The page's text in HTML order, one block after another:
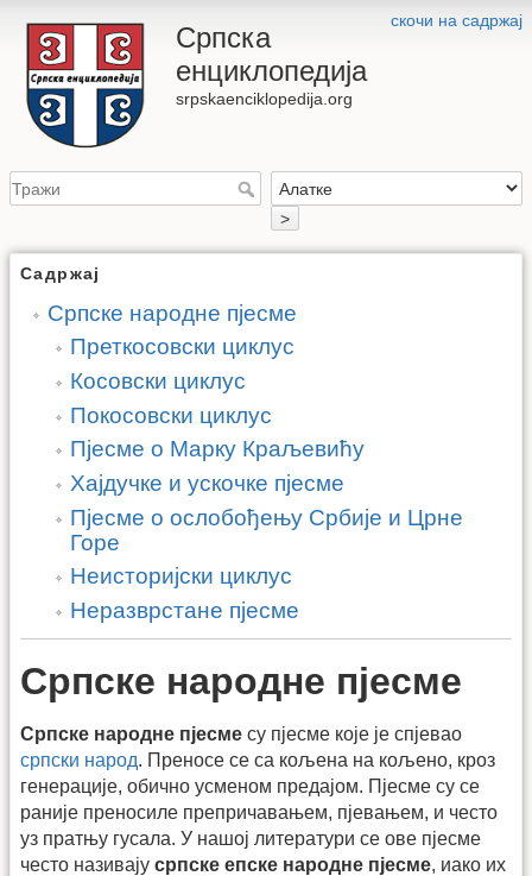
скочи на садржај
Српска
енциклопедија
srpskaenciklopedija.org
>
Садржај
Српске народне пјесме
Преткосовски циклус
Косовски циклус
Покосовски циклус
Пјесме о Марку Краљевићу
Хајдучке и ускочке пјесме
Пјесме о ослобођењу Србије и Црне
Горе
Неисторијски циклус
Неразврстане пјесме
Српске народне пјесме
Српске народне пјесме су пјесме које је спјевао
српски народ. Преносе се са кољена на кољено, кроз
генерације, обично усменом предајом. Пјесме су се
раније преносиле препричавањем, пјевањем, и често
уз пратњу гусала. У нашој литератури се ове пјесме
често називају српске епске народне пјесме, иако их